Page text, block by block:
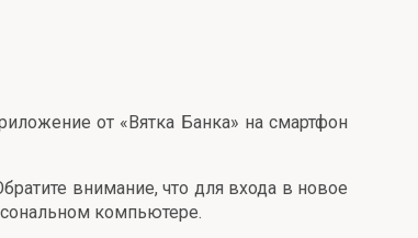
от «Вятка Банка» на смартфон
внимание, что для входа в новое
компьютере.